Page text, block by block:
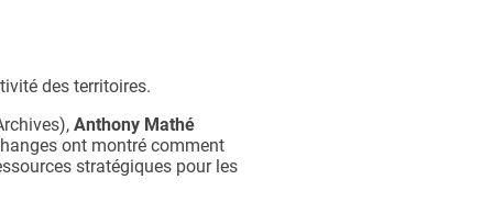
des territoires.
Anthony Mathé
ont montré comment
stratégiques pour les